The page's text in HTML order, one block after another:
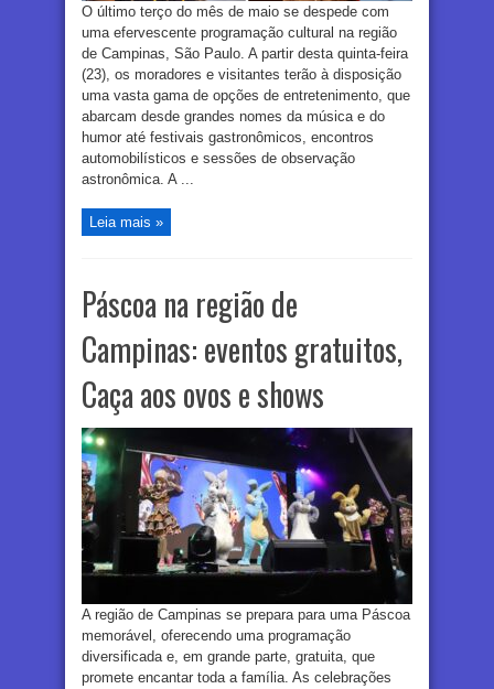
O último terço do mês de maio se despede com
uma efervescente programação cultural na região
de Campinas, São Paulo. A partir desta quinta-feira
(23), os moradores e visitantes terão à disposição
uma vasta gama de opções de entretenimento, que
abarcam desde grandes nomes da música e do
humor até festivais gastronômicos, encontros
automobilísticos e sessões de observação
astronômica. A ...
Leia mais »
Páscoa na região de
Campinas: eventos gratuitos,
Caça aos ovos e shows
A região de Campinas se prepara para uma Páscoa
memorável, oferecendo uma programação
diversificada e, em grande parte, gratuita, que
promete encantar toda a família. As celebrações